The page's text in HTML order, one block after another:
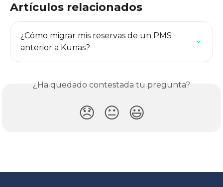
Artículos relacionados
¿Cómo migrar mis reservas de un PMS
anterior a Kunas?
¿Ha quedado contestada tu pregunta?
😞 😐 😃